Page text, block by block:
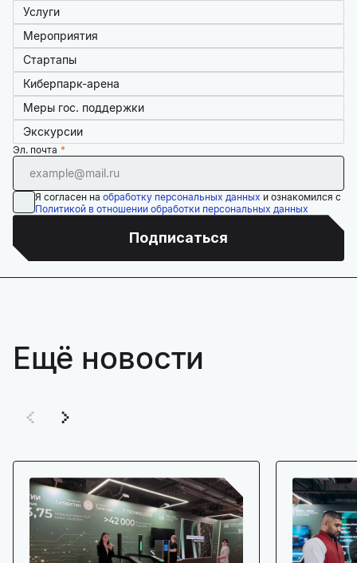
Услуги
Мероприятия
Стартапы
Киберпарк-арена
Меры гос. поддержки
Экскурсии
Эл. почта
Я согласен на обработку персональных данных и ознакомился с
Политикой в отношении обработки персональных данных
Подписаться
Ещё новости